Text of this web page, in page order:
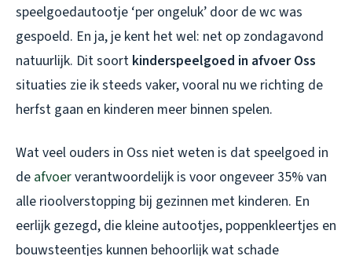
speelgoedautootje ‘per ongeluk’ door de wc was
gespoeld. En ja, je kent het wel: net op zondagavond
natuurlijk. Dit soort kinderspeelgoed in afvoer Oss
situaties zie ik steeds vaker, vooral nu we richting de
herfst gaan en kinderen meer binnen spelen.
Wat veel ouders in Oss niet weten is dat speelgoed in
de afvoerverantwoordelijk is voor ongeveer 35% van
alle rioolverstopping bij gezinnen met kinderen. En
eerlijk gezegd, die kleine autootjes, poppenkleertjes en
bouwsteentjes kunnen behoorlijk wat schade